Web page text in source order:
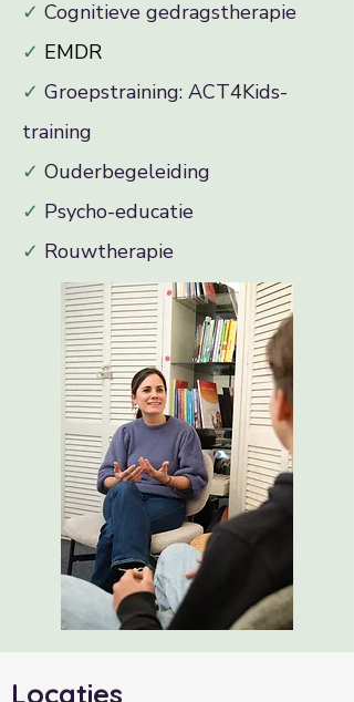
✓ Cognitieve gedragstherapie
✓ EMDR
✓ Groepstraining: ACT4Kids-
training
✓ ​ Ouderbegeleiding
✓ ​ Psycho-educatie
✓ ​ Rouwtherapie
Locaties